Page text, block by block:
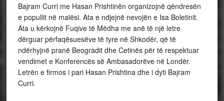
Bajram Curri me Hasan Prishtinën organizojnë qëndresën
e popullit në malësi. Ata e ndjejnë nevojën e Isa Boletinit.
Ata u kërkojnë Fuqive të Mëdha me anë të një letre
dërguar përfaqësuesëve të tyre në Shkodër, që të
ndërhyjnë pranë Beogradit dhe Cetinës për të respektuar
vendimet e Konferencës së Ambasadorëve në Londër.
Letrën e firmos i pari Hasan Prishtina dhe i dyti Bajram
Curri.